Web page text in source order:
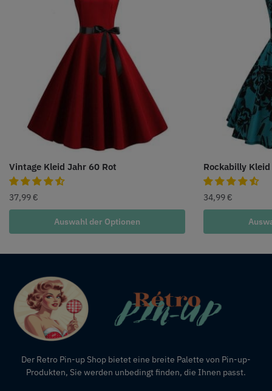
Vintage Kleid Jahr 60 Rot
37,99 €
Auswahl der Optionen
Rockabilly
34,99 €
Der Retro Pin-up Shop bietet eine breite Palette von Pin-up-
Produkten, Sie werden unbedingt finden, die Ihnen passt.